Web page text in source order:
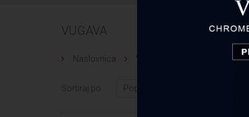
VUGAVA
Naslovnica Vugava
Sortiraj po